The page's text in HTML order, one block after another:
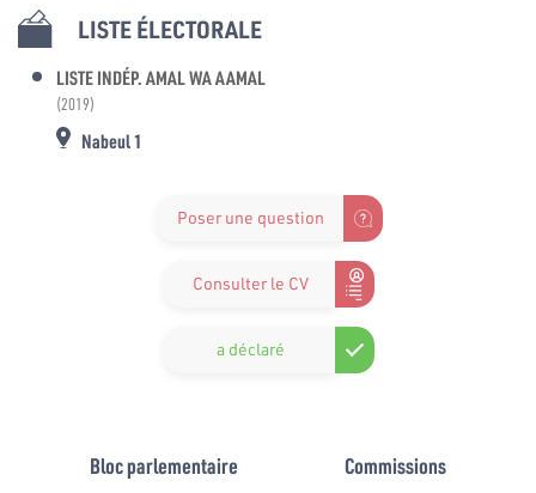
LISTE ÉLECTORALE
LISTE INDÉP. AMAL WA AAMAL
(2019)
Nabeul 1
Poser une question
Consulter le CV
a déclaré
Bloc parlementaire Commissions